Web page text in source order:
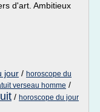
d'art. Ambitieux
jour / horoscope du
verseau homme /
/ horoscope du jour